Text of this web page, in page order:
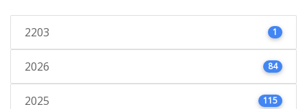
2203 1
2026 84
2025 115